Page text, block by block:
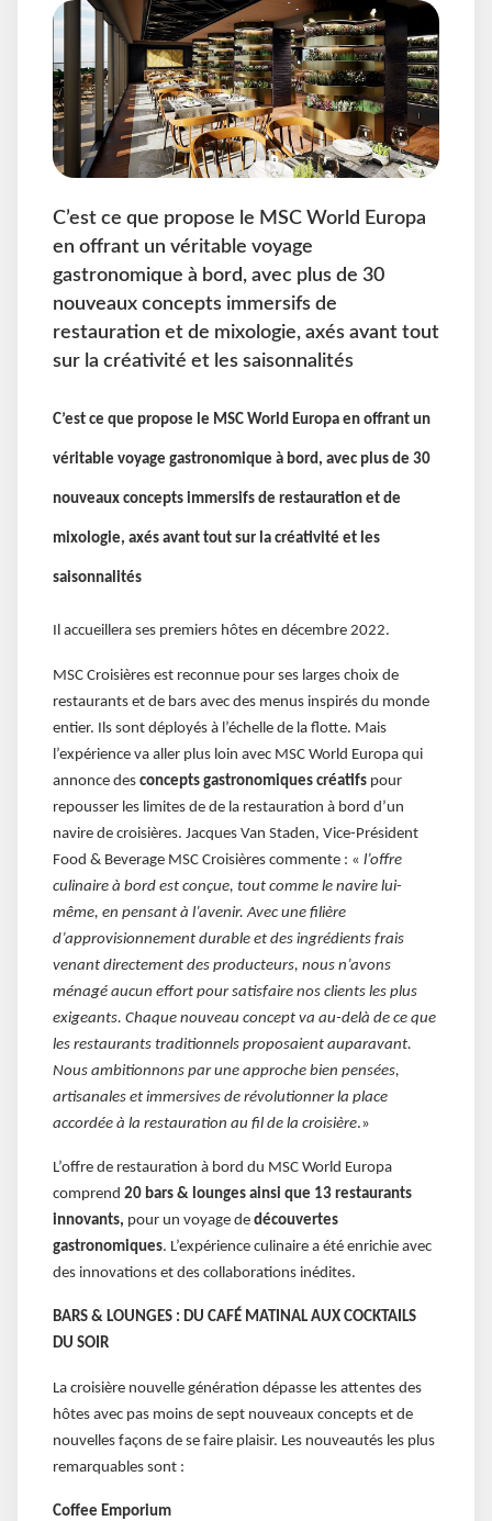
C’est ce que propose le MSC World Europa
en offrant un véritable voyage
gastronomique à bord, avec plus de 30
nouveaux concepts immersifs de
restauration et de mixologie, axés avant tout
sur la créativité et les saisonnalités
C’est ce que propose le MSC World Europa en offrant un
véritable voyage gastronomique à bord, avec plus de 30
nouveaux concepts immersifs de restauration et de
mixologie, axés avant tout sur la créativité et les
saisonnalités
Il accueillera ses premiers hôtes en décembre 2022.
MSC Croisières est reconnue pour ses larges choix de
restaurants et de bars avec des menus inspirés du monde
entier. Ils sont déployés à l’échelle de la flotte. Mais
l’expérience va aller plus loin avec MSC World Europa qui
annonce des concepts gastronomiques créatifs pour
repousser les limites de de la restauration à bord d’un
navire de croisières. Jacques Van Staden, Vice-Président
Food & Beverage MSC Croisières commente : « l’offre
culinaire à bord est conçue, tout comme le navire lui-
même, en pensant à l’avenir. Avec une filière
d’approvisionnement durable et des ingrédients frais
venant directement des producteurs, nous n’avons
ménagé aucun effort pour satisfaire nos clients les plus
exigeants. Chaque nouveau concept va au-delà de ce que
les restaurants traditionnels proposaient auparavant.
Nous ambitionnons par une approche bien pensées,
artisanales et immersives de révolutionner la place
accordée à la restauration au fil de la croisière.»
L’offre de restauration à bord du MSC World Europa
comprend 20 bars & lounges ainsi que 13 restaurants
innovants, pour un voyage de découvertes
gastronomiques. L’expérience culinaire a été enrichie avec
des innovations et des collaborations inédites.
BARS & LOUNGES : DU CAFÉ MATINAL AUX COCKTAILS
DU SOIR
La croisière nouvelle génération dépasse les attentes des
hôtes avec pas moins de sept nouveaux concepts et de
nouvelles façons de se faire plaisir. Les nouveautés les plus
remarquables sont :
Coffee Emporium